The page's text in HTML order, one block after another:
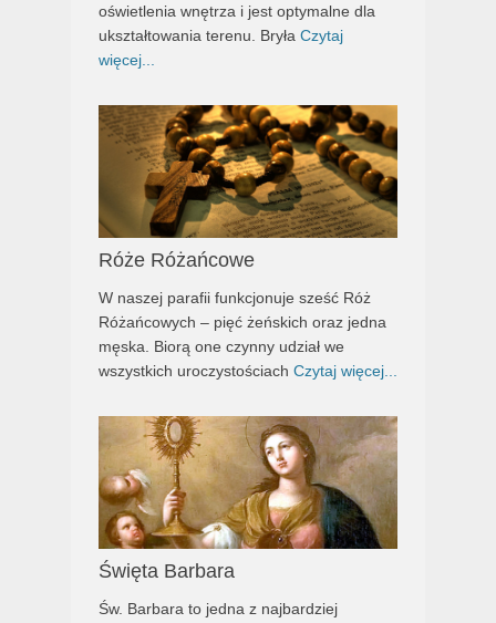
oświetlenia wnętrza i jest optymalne dla
ukształtowania terenu. Bryła Czytaj
więcej...
Róże Różańcowe
W naszej parafii funkcjonuje sześć Róż
Różańcowych – pięć żeńskich oraz jedna
męska. Biorą one czynny udział we
wszystkich uroczystościach Czytaj więcej...
Święta Barbara
Św. Barbara to jedna z najbardziej